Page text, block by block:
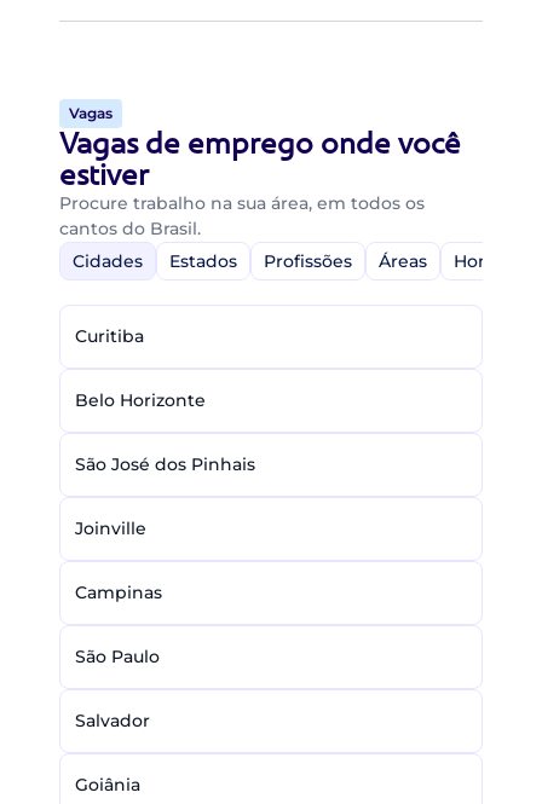
Vagas
Vagas de emprego onde você
estiver
Procure trabalho na sua área, em todos os
cantos do Brasil.
Cidades
Estados Profissões Áreas Home-
Curitiba
Belo Horizonte
São José dos Pinhais
Joinville
Campinas
São Paulo
Salvador
Goiânia